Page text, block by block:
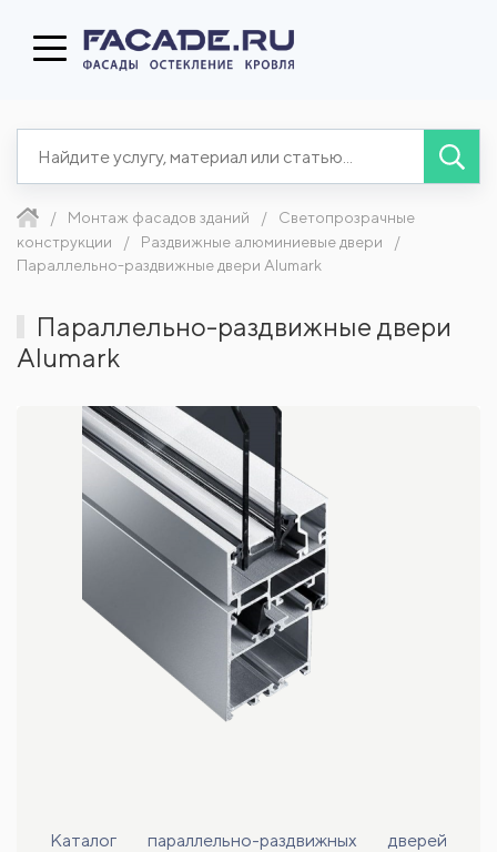
Монтаж фасадов зданий
Светопрозрачные
конструкции
Раздвижные алюминиевые двери
Параллельно-раздвижные двери Alumark
Параллельно-раздвижные двери
Alumark
Каталог параллельно-раздвижных дверей